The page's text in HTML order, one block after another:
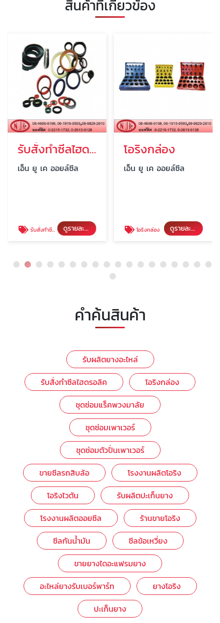
สินค้าที่เกี่ยวข้อง
รับสั่งทำซีลไฮดรอลิค
เอ็น ยู เค ออยล์ซีล
รับสั่งทำซีลไฮดรอลิค ดูรายละเอียด
โอริงกล่อง
เอ็น ยู เค ออยล์ซีล
โอริงกล่อง ดูรายละเอียด
คำค้นสินค้า
รับผลิตยางอะไหล่
รับสั่งทำซีลไฮดรอลิค
โอริงกล่อง
ชุดซ่อมแร็คพวงมาลัย
ชุดซ่อมเพาเวอร์
ชุดซ่อมตัวปั่นเพาเวอร์
ขายซีลรถสิบล้อ
โรงงานผลิตโอริง
โอริงไวตัน
รับผลิตปะเก็นยาง
โรงงานผลิตออยซีล
ร้านขายโอริง
ซีลกันน้ำมัน
ซีลข้อเหวี่ยง
ขายยางไดอะแฟรมยาง
อะไหล่ยางรับเบอร์พาร์ท
ยางโอริง
ปะเก็นยาง